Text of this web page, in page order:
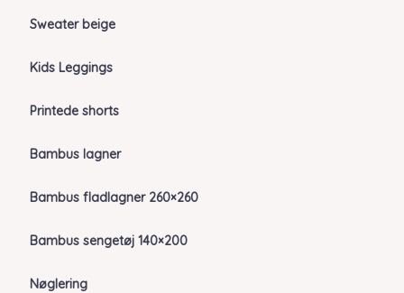
Sweater beige
Kids Leggings
Printede shorts
Bambus lagner
Bambus fladlagner 260×260
Bambus sengetøj 140×200
Nøglering